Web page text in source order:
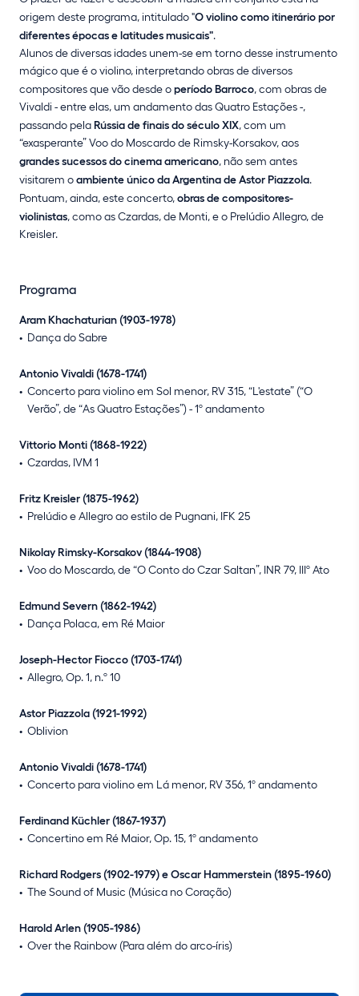
origem deste programa, intitulado "O violino como itinerário por
diferentes épocas e latitudes musicais".
Alunos de diversas idades unem-se em torno desse instrumento
mágico que é o violino, interpretando obras de diversos
compositores que vão desde operíodo Barroco, com obras de
Vivaldi - entre elas, um andamento das Quatro Estações -,
passando pelaRússia de finais do século XIX, com um
“exasperante” Voo do Moscardo de Rimsky-Korsakov, aos
grandes sucessos do cinema americano, não sem antes
visitarem oambiente único da Argentina de Astor Piazzola.
Pontuam, ainda, este concerto,obras de compositores-
violinistas, como as Czardas, de Monti, e o Prelúdio Allegro, de
Kreisler.
Programa
Aram Khachaturian (1903-1978)
Dança do Sabre
Antonio Vivaldi (1678-1741)
Concerto para violino em Sol menor, RV 315, “L'estate” (“O
Verão”, de “As Quatro Estações”) - 1º andamento
Vittorio Monti (1868-1922)
Czardas, IVM 1
Fritz Kreisler (1875-1962)
Prelúdio e Allegro ao estilo de Pugnani, IFK 25
Nikolay Rimsky-Korsakov (1844-1908)
Voo do Moscardo, de “O Conto do Czar Saltan”, INR 79, IIIº Ato
Edmund Severn (1862-1942)
Dança Polaca, em Ré Maior
Joseph-Hector Fiocco (1703-1741)
Allegro, Op. 1, n.º 10
Astor Piazzola (1921-1992)
Oblivion
Antonio Vivaldi (1678-1741)
Concerto para violino em Lá menor, RV 356, 1º andamento
Ferdinand Küchler (1867-1937)
Concertino em Ré Maior, Op. 15, 1º andamento
Richard Rodgers (1902-1979) e Oscar Hammerstein (1895-1960)
The Sound of Music (Música no Coração)
Harold Arlen (1905-1986)
Over the Rainbow (Para além do arco-íris)